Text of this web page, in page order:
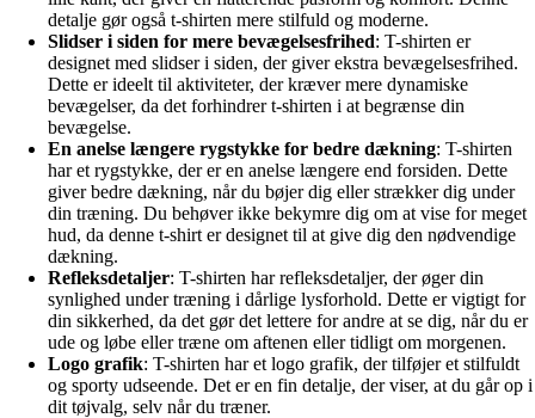
detalje gør også t-shirten mere stilfuld og moderne.
Slidser i siden for mere bevægelsesfrihed: T-shirten er
designet med slidser i siden, der giver ekstra bevægelsesfrihed.
Dette er ideelt til aktiviteter, der kræver mere dynamiske
bevægelser, da det forhindrer t-shirten i at begrænse din
bevægelse.
En anelse længere rygstykke for bedre dækning: T-shirten
har et rygstykke, der er en anelse længere end forsiden. Dette
giver bedre dækning, når du bøjer dig eller strækker dig under
din træning. Du behøver ikke bekymre dig om at vise for meget
hud, da denne t-shirt er designet til at give dig den nødvendige
dækning.
Refleksdetaljer: T-shirten har refleksdetaljer, der øger din
synlighed under træning i dårlige lysforhold. Dette er vigtigt for
din sikkerhed, da det gør det lettere for andre at se dig, når du er
ude og løbe eller træne om aftenen eller tidligt om morgenen.
Logo grafik: T-shirten har et logo grafik, der tilføjer et stilfuldt
og sporty udseende. Det er en fin detalje, der viser, at du går op i
dit tøjvalg, selv når du træner.